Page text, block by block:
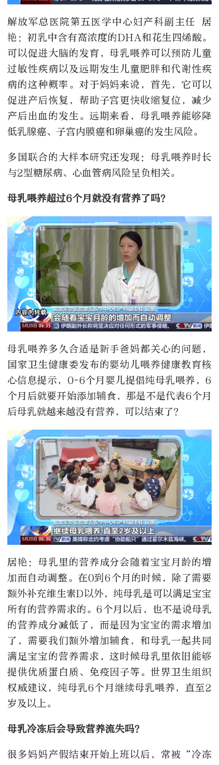
解放军总医院第五医学中心妇产科副主任 居
艳：初乳中含有高浓度的DHA和花生四烯酸。
可以促进大脑的发育，母乳喂养可以预防儿童
过敏性疾病以及远期发生儿童肥胖和代谢性疾
病的这种概率。对于妈妈来说，首先，它可以
促进产后恢复，帮助子宫更快收缩复位，减少
产后出血的发生。远期来看，母乳喂养能够降
低乳腺癌、子宫内膜癌和卵巢癌的发生风险。
多国联合的大样本研究还发现：母乳喂养时长
与2型糖尿病、心血管病风险呈负相关。
母乳喂养超过6个月就没有营养了吗？
母乳喂养多久合适是新手爸妈都关心的问题，
国家卫生健康委发布的婴幼儿喂养健康教育核
心信息提示，0~6个月婴儿提倡纯母乳喂养，6
个月后就要开始添加辅食，那是不是代表6个月
后母乳就越来越没有营养，可以结束了？
居艳：母乳里的营养成分会随着宝宝月龄的增
加而自动调整。在0到6个月的时候，除了需要
额外补充维生素D以外，纯母乳是可以满足宝宝
所有的营养需求的。6个月以后，也不是说母乳
的营养成分减低了，而是因为宝宝的需求增加
了，需要我们额外增加辅食，和母乳一起共同
满足宝宝的营养需求，这时候母乳里依旧能够
提供优质蛋白质、免疫因子等。世界卫生组织
权威建议，纯母乳6个月继续母乳喂养，直至2
岁及以上。
母乳冷冻后会导致营养流失吗？
很多妈妈产假结束开始上班以后，常被“冷冻